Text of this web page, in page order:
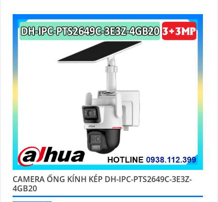
CAMERA ỐNG KÍNH KÉP DH-IPC-PTS2649C-3E3Z-
4GB20